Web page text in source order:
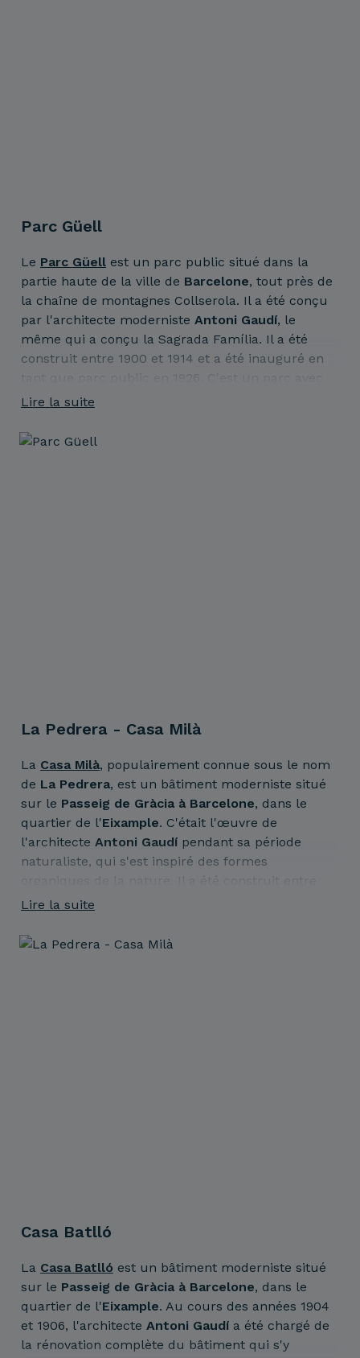
Parc Güell
Le Parc Güell est un parc public situé dans la
partie haute de la ville de Barcelone, tout près de
la chaîne de montagnes Collserola. Il a été conçu
par l'architecte moderniste Antoni Gaudí, le
même qui a conçu la Sagrada Família. Il a été
construit entre 1900 et 1914 et a été inauguré en
tant que parc public en 1926. C'est un parc avec
des jardins et des éléments architecturaux, où se
du trencadís.
Lire la suite
La Pedrera - Casa Milà
La Casa Milà, populairement connue sous le nom
de La Pedrera, est un bâtiment moderniste situé
sur le Passeig de Gràcia à Barcelone, dans le
quartier de l'Eixample. C'était l'œuvre de
l'architecte Antoni Gaudí pendant sa période
naturaliste, qui s'est inspiré des formes
organiques de la nature. Il a été construit entre
1906 et 1910.
Lire la suite
Casa Batlló
La Casa Batlló est un bâtiment moderniste situé
sur le Passeig de Gràcia à Barcelone, dans le
quartier de l'Eixample. Au cours des années 1904
et 1906, l'architecte Antoni Gaudí a été chargé de
la rénovation complète du bâtiment qui s'y